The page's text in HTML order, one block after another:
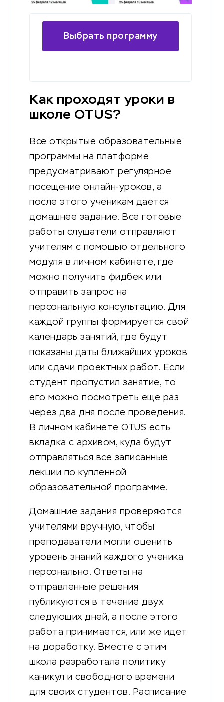
Выбрать программу
Как проходят уроки в
школе OTUS?
Все открытые образовательные
программы на платформе
предусматривают регулярное
посещение онлайн-уроков, а
после этого ученикам дается
домашнее задание. Все готовые
работы слушатели отправляют
учителям с помощью отдельного
модуля в личном кабинете, где
можно получить фидбек или
отправить запрос на
персональную консультацию. Для
каждой группы формируется свой
календарь занятий, где будут
показаны даты ближайших уроков
или сдачи проектных работ. Если
студент пропустил занятие, то
его можно посмотреть еще раз
через два дня после проведения.
В личном кабинете OTUS есть
вкладка с архивом, куда будут
отправляться все записанные
лекции по купленной
образовательной программе.
Домашние задания проверяются
учителями вручную, чтобы
преподаватели могли оценить
уровень знаний каждого ученика
персонально. Ответы на
отправленные решения
публикуются в течение двух
следующих дней, а после этого
работа принимается, или же идет
на доработку. Вместе с этим
школа разработала политику
каникул и свободного времени
для своих студентов. Расписание